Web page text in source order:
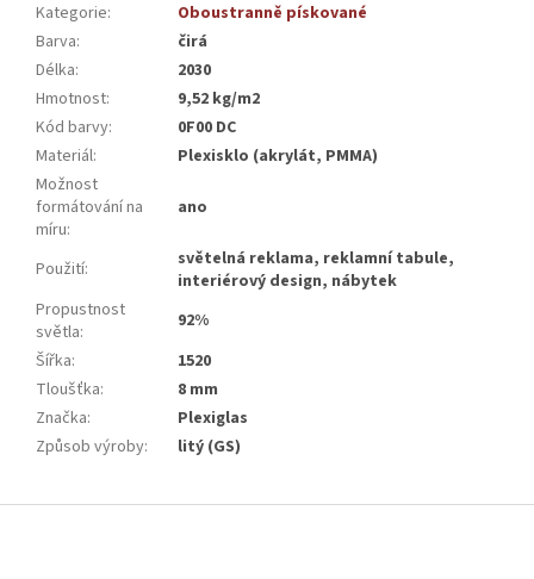
Kategorie:
Oboustranně pískované
Barva:
čirá
Délka:
2030
Hmotnost:
9,52 kg/m2
Kód barvy:
0F00 DC
Materiál:
Plexisklo (akrylát, PMMA)
Možnost
formátování na
míru:
ano
Použití:
světelná reklama, reklamní tabule,
interiérový design, nábytek
Propustnost
světla:
92%
Šířka:
1520
Tloušťka:
8 mm
Značka:
Plexiglas
Způsob výroby: litý (GS)